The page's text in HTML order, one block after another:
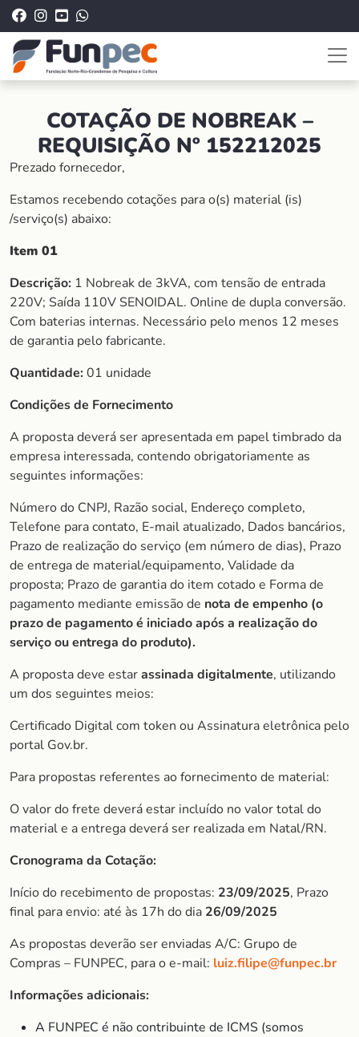
COTAÇÃO DE NOBREAK –
REQUISIÇÃO Nº 152212025
Prezado fornecedor,
Estamos recebendo cotações para o(s) material (is)
/serviço(s) abaixo:
Item 01
Descrição: 1 Nobreak de 3kVA, com tensão de entrada
220V; Saída 110V SENOIDAL. Online de dupla conversão.
Com baterias internas. Necessário pelo menos 12 meses
de garantia pelo fabricante.
Quantidade:01 unidade
Condições de Fornecimento
A proposta deverá ser apresentada em papel timbrado da
empresa interessada, contendo obrigatoriamente as
seguintes informações:
Número do CNPJ, Razão social, Endereço completo,
Telefone para contato, E-mail atualizado, Dados bancários,
Prazo de realização do serviço (em número de dias), Prazo
de entrega de material/equipamento, Validade da
proposta; Prazo de garantia do item cotado e Forma de
pagamento mediante emissão de nota de empenho (o
prazo de pagamento é iniciado após a realização do
serviço ou entrega do produto).
A proposta deve estarassinada digitalmente, utilizando
um dos seguintes meios:
Certificado Digital com token ou Assinatura eletrônica pelo
portal Gov.br.
Para propostas referentes ao fornecimento de material:
O valor do frete deverá estar incluído no valor total do
material e a entrega deverá ser realizada em Natal/RN.
Cronograma da Cotação:
Início do recebimento de propostas: 23/09/2025, Prazo
final para envio: até às 17h do dia 26/09/2025
As propostas deverão ser enviadas A/C: Grupo de
Compras – FUNPEC, para o e-mail: luiz.filipe@funpec.br
Informações adicionais:
A FUNPEC é não contribuinte de ICMS (somos